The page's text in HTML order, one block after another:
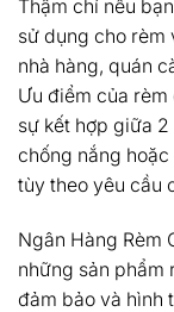
Thậm chí nếu
sử dụng cho rèm
nhà hàng, quán
Ưu điểm của
sự kết hợp giữa
chống nắng
tùy theo yêu cầu
Ngân Hàng Rèm
những sản phẩm
đảm bảo và hình